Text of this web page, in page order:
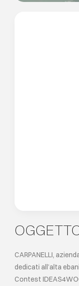
CARPANELLI,
dedicati all’alta
Contest